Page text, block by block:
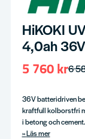
HiKOKI
4,0ah
6
5 760 kr
36V batteridriven
kraftfull kolborstfri
i betong och cement.
Läs mer